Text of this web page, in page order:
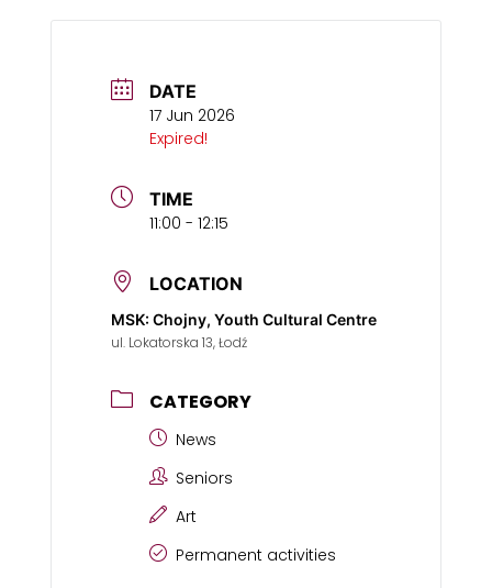
DATE
17 Jun 2026
Expired!
TIME
11:00 - 12:15
LOCATION
MSK: Chojny, Youth Cultural Centre
ul. Lokatorska 13, Łodź
CATEGORY
News
Seniors
Art
Permanent activities